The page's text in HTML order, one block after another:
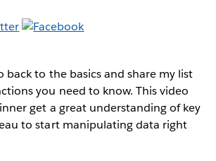
back to the basics and share my list
you need to know. This video
get a great understanding of key
to start manipulating data right